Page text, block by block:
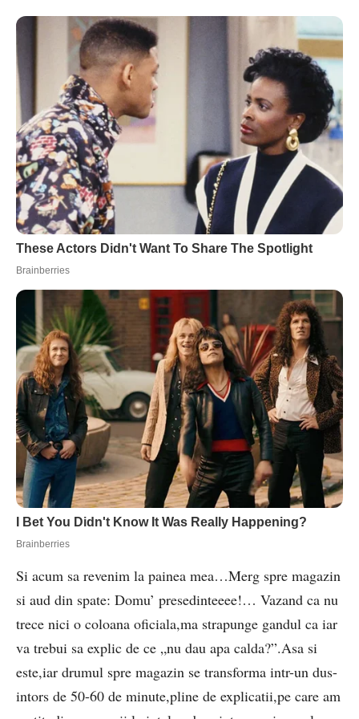
Si acum sa revenim la painea mea…Merg spre magazin
si aud din spate: Domu’ presedinteeee!… Vazand ca nu
trece nici o coloana oficiala,ma strapunge gandul ca iar
va trebui sa explic de ce „nu dau apa calda?”.Asa si
este,iar drumul spre magazin se transforma intr-un dus-
intors de 50-60 de minute,pline de explicatii,pe care am